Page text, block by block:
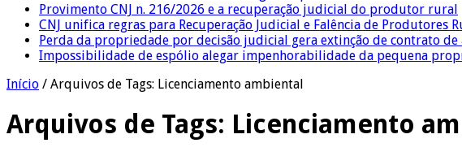
Provimento CNJ n. 216/2026 e a recuperação judicial do produtor rural
CNJ unifica regras para Recuperação Judicial e Falência de Produtores
Perda da propriedade por decisão judicial gera extinção de contrato
Impossibilidade de espólio alegar impenhorabilidade da pequena
Início / Arquivos de Tags: Licenciamento ambiental
Arquivos de Tags: Licenciamento